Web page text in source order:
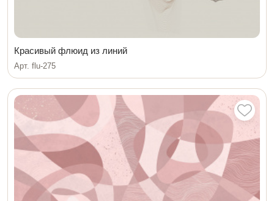
Красивый флюид из линий
Арт. flu-275